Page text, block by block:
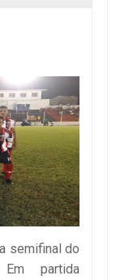
semifinal do
Em partida